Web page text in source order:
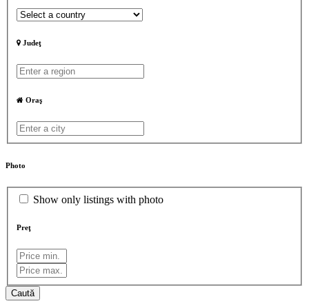
Judeţ
Oraş
Photo
Show only listings with photo
Preţ
Caută